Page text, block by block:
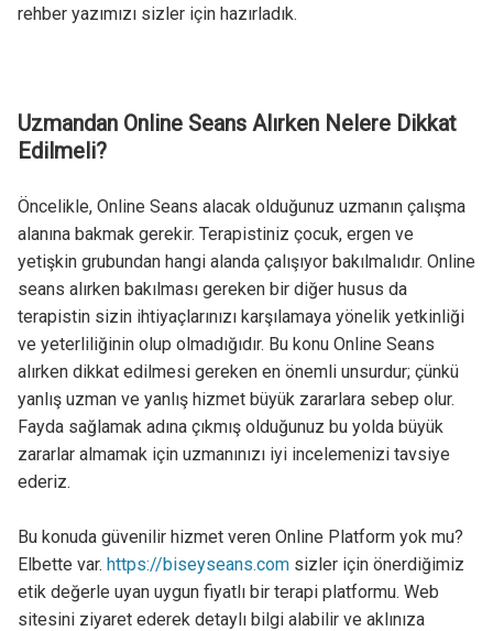
rehber yazımızı sizler için hazırladık.
Uzmandan Online Seans Alırken Nelere Dikkat
Edilmeli?
Öncelikle, Online Seans alacak olduğunuz uzmanın çalışma
alanına bakmak gerekir. Terapistiniz çocuk, ergen ve
yetişkin grubundan hangi alanda çalışıyor bakılmalıdır. Online
seans alırken bakılması gereken bir diğer husus da
terapistin sizin ihtiyaçlarınızı karşılamaya yönelik yetkinliği
ve yeterliliğinin olup olmadığıdır. Bu konu Online Seans
alırken dikkat edilmesi gereken en önemli unsurdur; çünkü
yanlış uzman ve yanlış hizmet büyük zararlara sebep olur.
Fayda sağlamak adına çıkmış olduğunuz bu yolda büyük
zararlar almamak için uzmanınızı iyi incelemenizi tavsiye
ederiz.
Bu konuda güvenilir hizmet veren Online Platform yok mu?
Elbette var. https://biseyseans.comsizler için önerdiğimiz
etik değerle uyan uygun fiyatlı bir terapi platformu. Web
sitesini ziyaret ederek detaylı bilgi alabilir ve aklınıza